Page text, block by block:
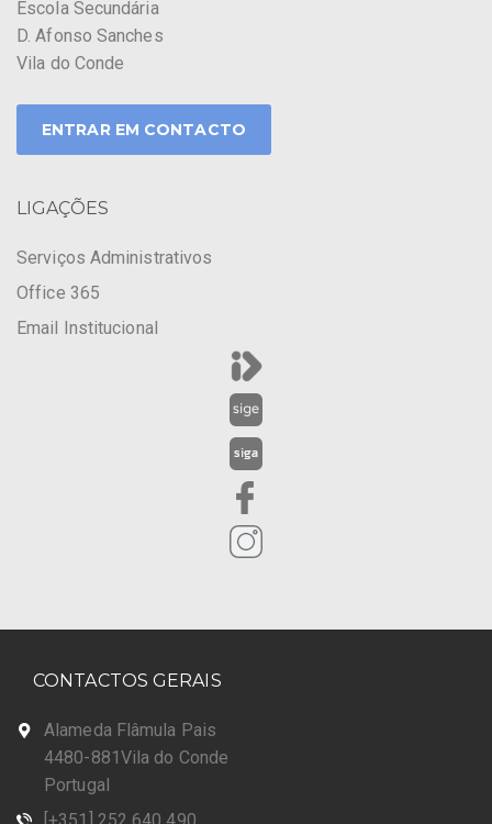
Escola Secundária
D. Afonso Sanches
Vila do Conde
ENTRAR EM CONTACTO
LIGAÇÕES
Serviços Administrativos
Office 365
Email Institucional
CONTACTOS GERAIS
Alameda Flâmula Pais
4480-881Vila do Conde
Portugal